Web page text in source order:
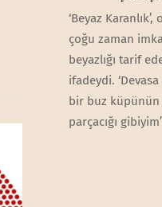
‘Beyaz
çoğu zaman
beyazlığı tarif
ifadeydi.
bir buz
parçacığı gibiyim’